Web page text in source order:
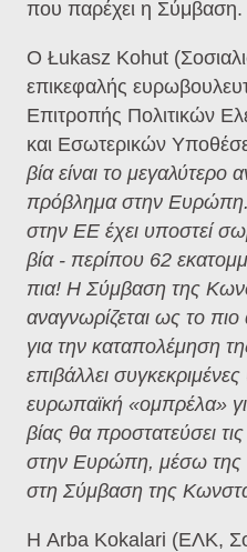
που παρέχει η Σύμβαση.
Ο Łukasz Kohut
επικεφαλής
Επιτροπής Πολιτικών
και Εσωτερικών
βία είναι το μεγαλύτερο
πρόβλημα στην Ευρώπη.
στην ΕΕ έχει υποστεί
βία - περίπου 62
πια! Η Σύμβαση της
αναγνωρίζεται ως το πιο
για την καταπολέμηση
επιβάλλει
ευρωπαϊκή «ομπρέλα»
βίας θα προστατεύσει
στην Ευρώπη, μέσω
στη Σύμβαση της
H Arba Kokalari (ΕΛΚ,